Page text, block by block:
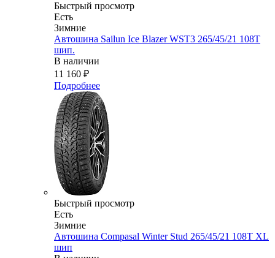
Быстрый просмотр
Есть
Зимние
Автошина Sailun Ice Blazer WST3 265/45/21 108T
шип.
В наличии
11 160 ₽
Подробнее
Быстрый просмотр
Есть
Зимние
Автошина Compasal Winter Stud 265/45/21 108T XL
шип